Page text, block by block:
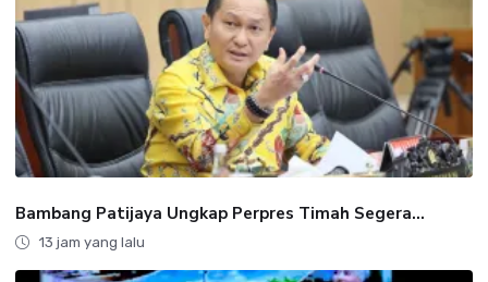
Bambang Patijaya Ungkap Perpres Timah Segera...
13 jam yang lalu